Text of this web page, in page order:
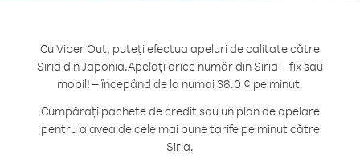
Cu Viber Out, puteți efectua apeluri de calitate către
Siria din Japonia.Apelați orice număr din Siria – fix sau
mobil! – începând de la numai 38.0 ¢ pe minut.
Cumpărați pachete de credit sau un plan de apelare
pentru a avea de cele mai bune tarife pe minut către
Siria.